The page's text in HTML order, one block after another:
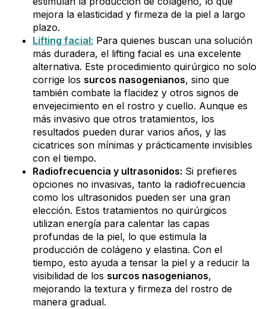
mejora la elasticidad y firmeza de la piel a largo
plazo.
Lifting facial: Para quienes buscan una solución
más duradera, el lifting facial es una excelente
alternativa. Este procedimiento quirúrgico no solo
corrige los surcos nasogenianos, sino que
también combate la flacidez y otros signos de
envejecimiento en el rostro y cuello. Aunque es
más invasivo que otros tratamientos, los
resultados pueden durar varios años, y las
cicatrices son mínimas y prácticamente invisibles
con el tiempo.
Radiofrecuencia y ultrasonidos: Si prefieres
opciones no invasivas, tanto la radiofrecuencia
como los ultrasonidos pueden ser una gran
elección. Estos tratamientos no quirúrgicos
utilizan energía para calentar las capas
profundas de la piel, lo que estimula la
producción de colágeno y elastina. Con el
tiempo, esto ayuda a tensar la piel y a reducir la
visibilidad de los surcos nasogenianos,
mejorando la textura y firmeza del rostro de
manera gradual.